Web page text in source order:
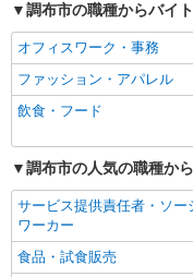
Web面接OK
未経験歓迎
新卒・第二新卒歓迎
主婦・主夫歓迎
学歴不問
ミドル（40代～）活躍中
シニア（60代～）活躍中
週払い
調布市の職種からバイ
オフィスワーク・事務
ファッション・アパレル
飲食・フード
調布市の人気の職種か
サービス提供責任者・ソー
ワーカー
食品・試食販売